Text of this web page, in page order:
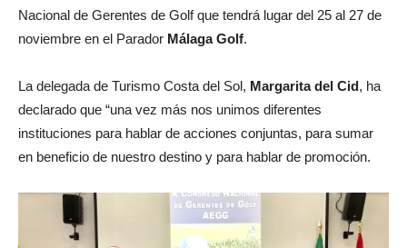
Nacional de Gerentes de Golf que tendrá lugar del 25 al 27 de
noviembre en el Parador Málaga Golf.
La delegada de Turismo Costa del Sol, Margarita del Cid, ha
declarado que “una vez más nos unimos diferentes
instituciones para hablar de acciones conjuntas, para sumar
en beneficio de nuestro destino y para hablar de promoción.